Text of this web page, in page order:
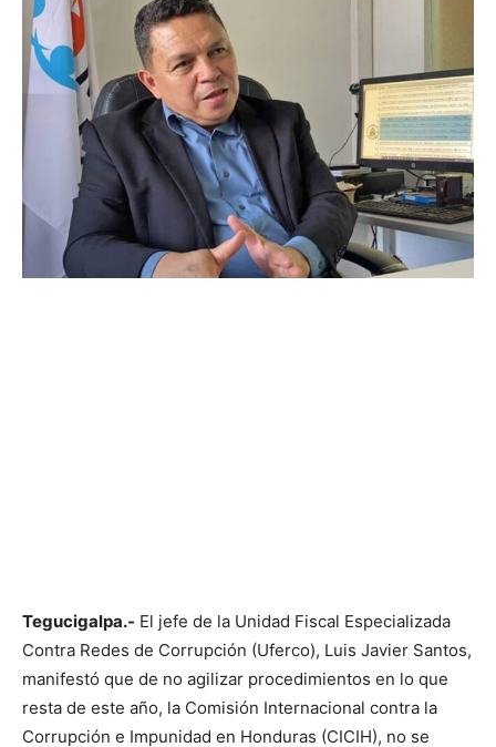
Tegucigalpa.- El jefe de la Unidad Fiscal Especializada
Contra Redes de Corrupción (Uferco), Luis Javier Santos,
manifestó que de no agilizar procedimientos en lo que
resta de este año, la Comisión Internacional contra la
Corrupción e Impunidad en Honduras (CICIH), no se